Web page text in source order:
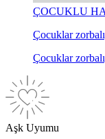
ÇOCUKLU
Çocuklar
Çocuklar
Aşk Uyumu